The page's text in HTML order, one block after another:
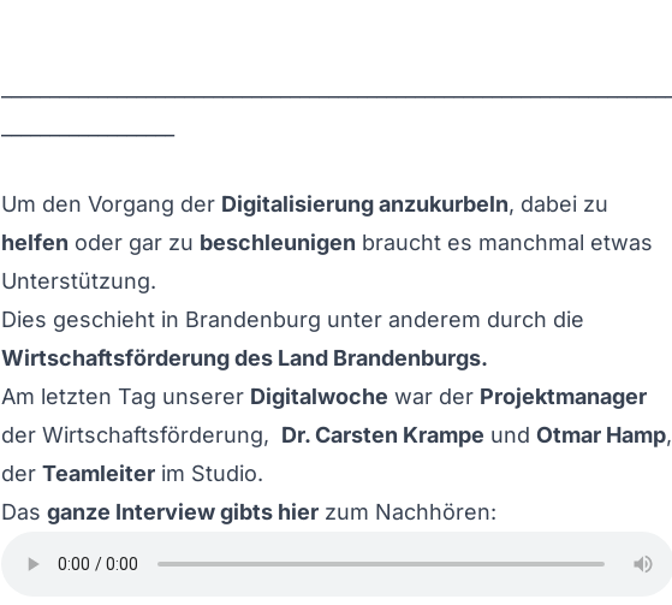
Um den Vorgang der Digitalisierung anzukurbeln, dabei zu
helfen oder gar zu beschleunigen braucht es manchmal etwas
Unterstützung.
Dies geschieht in Brandenburg unter anderem durch die
Wirtschaftsförderung des Land Brandenburgs.
Am letzten Tag unserer Digitalwoche war der Projektmanager
der Wirtschaftsförderung, Dr. Carsten Krampe und Otmar Hamp,
der Teamleiter im Studio.
Das ganze Interview gibts hier zum Nachhören: